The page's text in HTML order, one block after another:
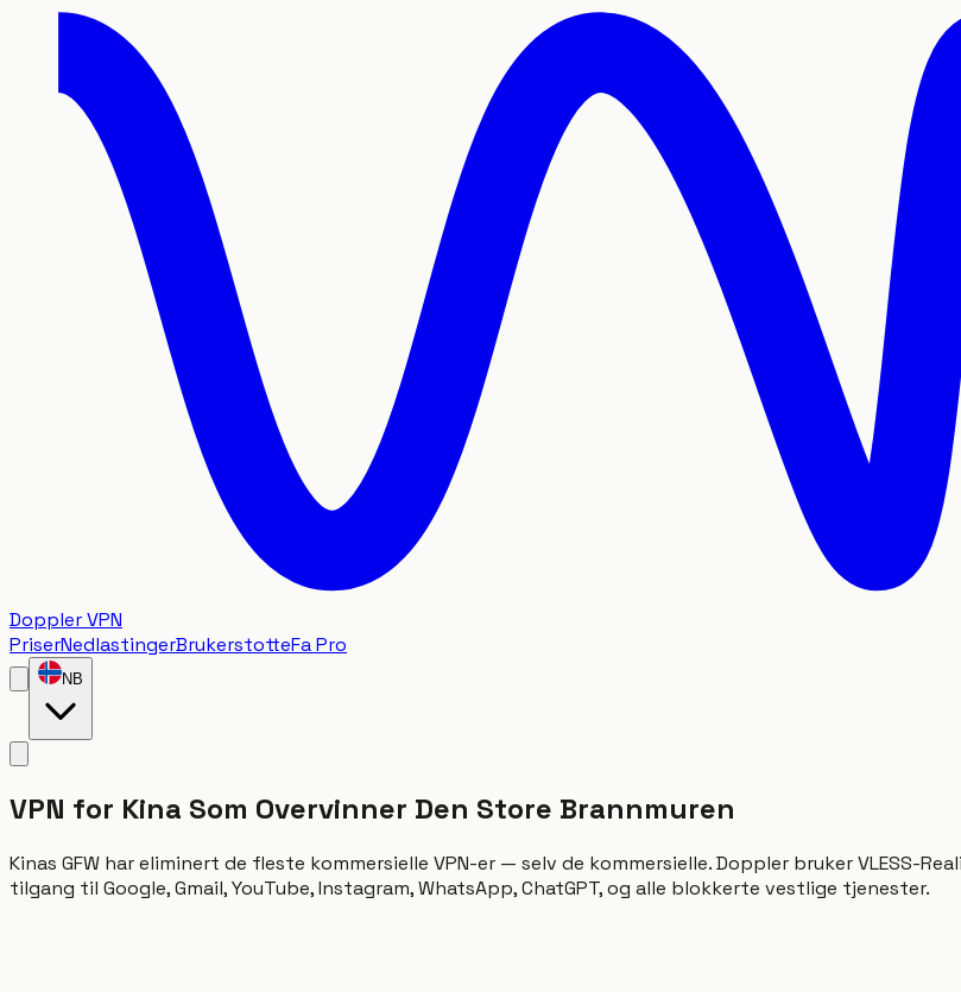
Doppler VPN
PriserNedlastingerBrukerstotteFa Pro
NB
VPN for Kina Som Overvinner Den Store Brannmuren
Kinas GFW har eliminert de fleste kommersielle VPN-er — selv de kommersielle. Doppler bruker VLESS-
tilgang til Google, Gmail, YouTube, Instagram, WhatsApp, ChatGPT, og alle blokkerte vestlige tjenester.